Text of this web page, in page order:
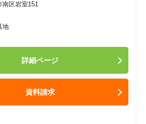
南区岩室151
地
詳細ページ
資料請求